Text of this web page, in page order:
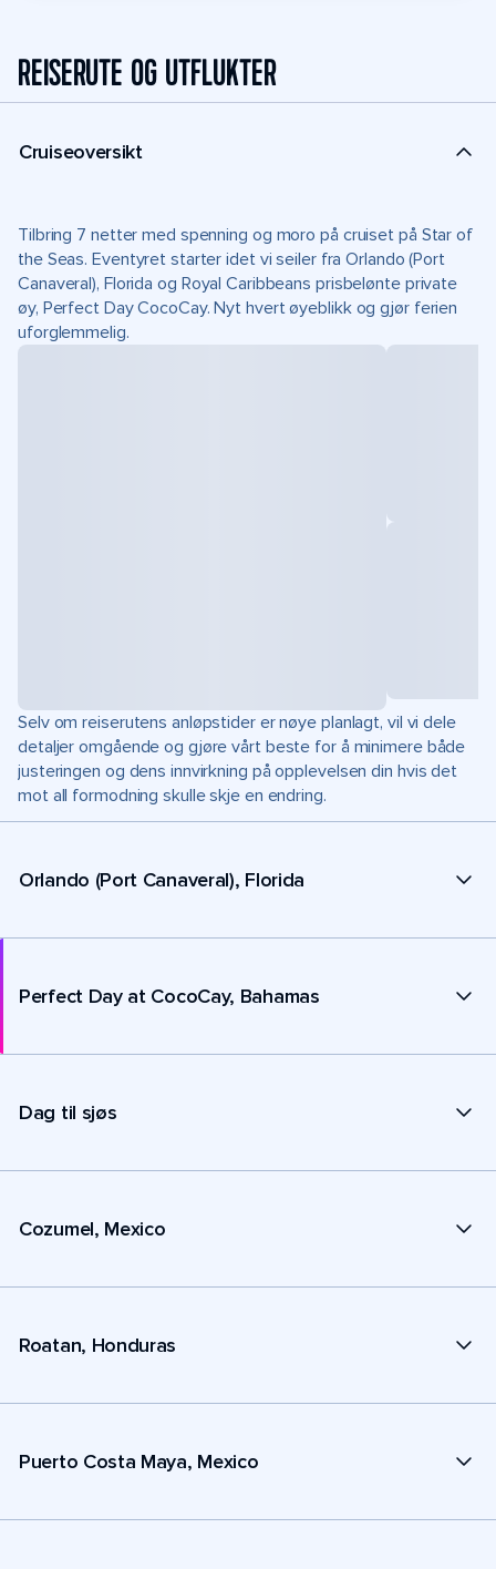
REISERUTE OG UTFLUKTER
Cruiseoversikt
Tilbring 7 netter med spenning og moro på cruiset på Star of
the Seas. Eventyret starter idet vi seiler fra Orlando (Port
Canaveral), Florida og Royal Caribbeans prisbelønte private
øy, Perfect Day CocoCay. Nyt hvert øyeblikk og gjør ferien
uforglemmelig.
Selv om reiserutens anløpstider er nøye planlagt, vil vi dele
detaljer omgående og gjøre vårt beste for å minimere både
justeringen og dens innvirkning på opplevelsen din hvis det
mot all formodning skulle skje en endring.
Orlando (Port Canaveral), Florida
Perfect Day at CocoCay, Bahamas
Dag til sjøs
Cozumel, Mexico
Roatan, Honduras
Puerto Costa Maya, Mexico